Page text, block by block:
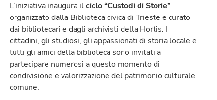
L’iniziativa inaugura ilciclo “Custodi di Storie”
organizzato dalla Biblioteca civica di Trieste e curato
dai bibliotecari e dagli archivisti della Hortis. I
cittadini, gli studiosi, gli appassionati di storia locale e
tutti gli amici della biblioteca sono invitati a
partecipare numerosi a questo momento di
condivisione e valorizzazione del patrimonio culturale
comune.